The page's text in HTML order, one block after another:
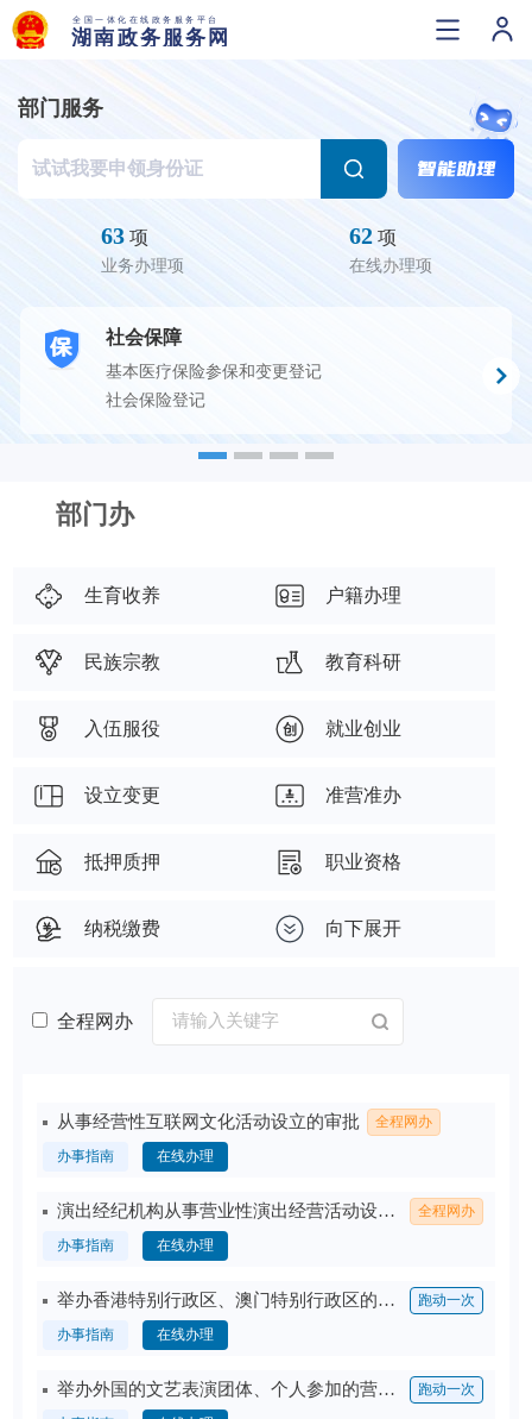
部门服务
63 项
业务办理项
62 项
在线办理项
社会保障
基本医疗保险参保和变更登记
社会保险登记
部门办
生育收养 户籍办理
民族宗教 教育科研
入伍服役 就业创业
设立变更 准营准办
抵押质押 职业资格
纳税缴费 向下展开
全程网办